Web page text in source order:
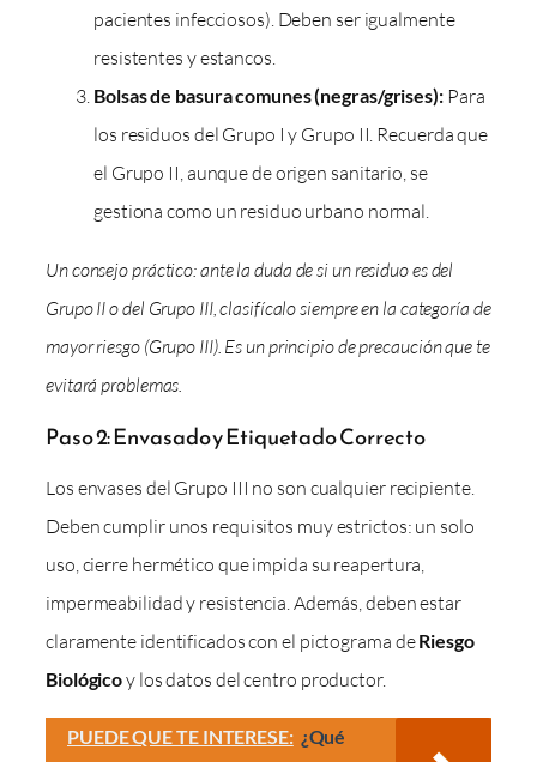
pacientes infecciosos). Deben ser igualmente
resistentes y estancos.
Bolsas de basura comunes (negras/grises):Para
los residuos del Grupo I y Grupo II. Recuerda que
el Grupo II, aunque de origen sanitario, se
gestiona como un residuo urbano normal.
Un consejo práctico: ante la duda de si un residuo es del
Grupo II o del Grupo III, clasifícalo siempre en la categoría de
mayor riesgo (Grupo III). Es un principio de precaución que te
evitará problemas.
Paso 2: Envasado y Etiquetado Correcto
Los envases del Grupo III no son cualquier recipiente.
Deben cumplir unos requisitos muy estrictos: un solo
uso, cierre hermético que impida su reapertura,
impermeabilidad y resistencia. Además, deben estar
claramente identificados con el pictograma deRiesgo
Biológicoy los datos del centro productor.
PUEDE QUE TE INTERESE: ¿Qué